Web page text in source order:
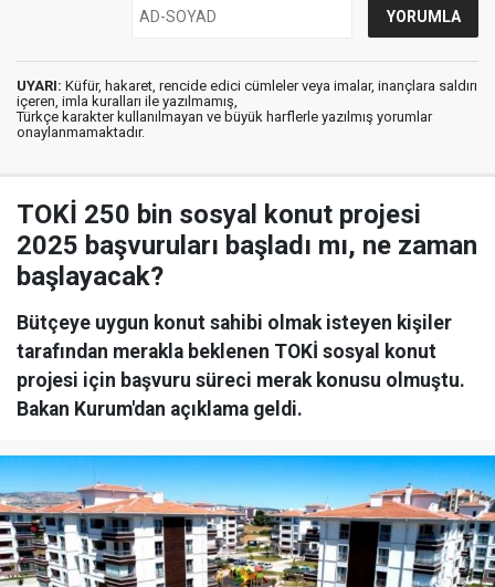
UYARI: Küfür, hakaret, rencide edici cümleler veya imalar, inançlara saldırı
içeren, imla kuralları ile yazılmamış,
Türkçe karakter kullanılmayan ve büyük harflerle yazılmış yorumlar
onaylanmamaktadır.
TOKİ 250 bin sosyal konut projesi
2025 başvuruları başladı mı, ne zaman
başlayacak?
Bütçeye uygun konut sahibi olmak isteyen kişiler
tarafından merakla beklenen TOKİ sosyal konut
projesi için başvuru süreci merak konusu olmuştu.
Bakan Kurum'dan açıklama geldi.